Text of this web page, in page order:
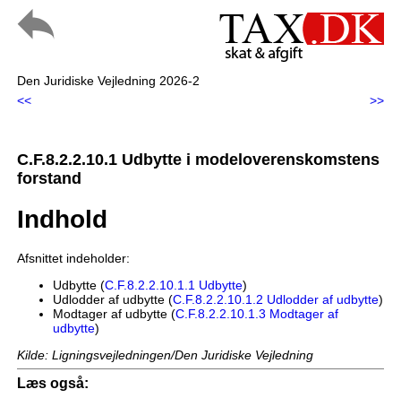
Den Juridiske Vejledning 2026-2
<<
>>
C.F.8.2.2.10.1 Udbytte i modeloverenskomstens
forstand
Indhold
Afsnittet indeholder:
Udbytte (C.F.8.2.2.10.1.1 Udbytte)
Udlodder af udbytte (C.F.8.2.2.10.1.2 Udlodder af udbytte)
Modtager af udbytte (C.F.8.2.2.10.1.3 Modtager af
udbytte)
Kilde: Ligningsvejledningen/Den Juridiske Vejledning
Læs også: